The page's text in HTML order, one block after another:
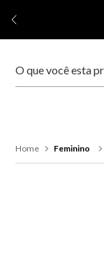
Feminino
1 º relógio